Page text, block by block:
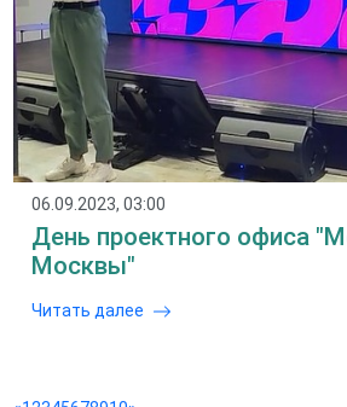
06.09.2023, 03:00
День проектного офиса
Москвы"
Читать далее